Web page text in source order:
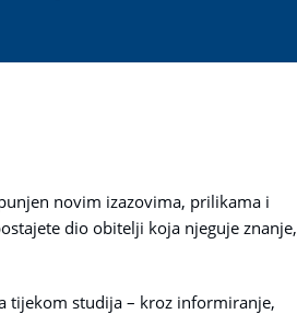
novim izazovima, prilikama i
dio obitelji koja njeguje znanje,
tijekom studija – kroz informiranje,